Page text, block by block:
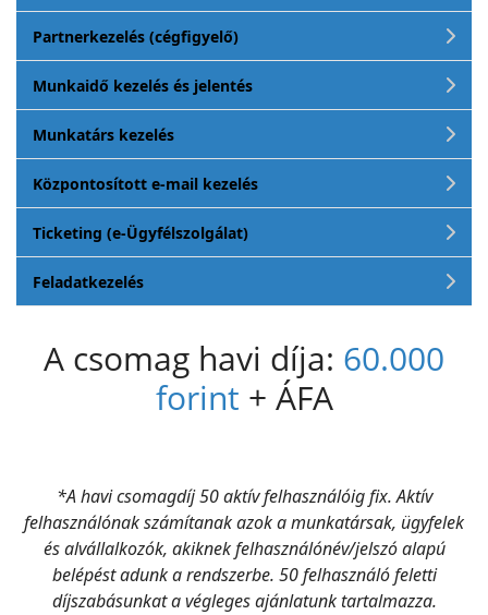
Partnerkezelés (cégfigyelő)
Munkaidő kezelés és jelentés
Munkatárs kezelés
Központosított e-mail kezelés
Ticketing (e-Ügyfélszolgálat)
Feladatkezelés
A csomag havi díja: 60.000
forint + ÁFA
*A havi csomagdíj 50 aktív felhasználóig fix. Aktív
felhasználónak számítanak azok a munkatársak, ügyfelek
és alvállalkozók, akiknek felhasználónév/jelszó alapú
belépést adunk a rendszerbe. 50 felhasználó feletti
díjszabásunkat a végleges ajánlatunk tartalmazza.